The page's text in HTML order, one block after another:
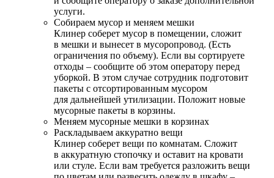
услуги.
Собираем мусор и меняем мешки
Клинер соберет мусор в помещении, сложит
в мешки и вынесет в мусоропровод. (Есть
ограничения по объему). Если вы сортируете
отходы – сообщите об этом оператору перед
уборкой. В этом случае сотрудник подготовит
пакеты с отсортированным мусором
для дальнейшей утилизации. Положит новые
мусорные пакеты в корзины.
Меняем мусорные мешки в корзинах
Раскладываем аккуратно вещи
Клинер соберет вещи по комнатам. Сложит
в аккуратную стопочку и оставит на кровати
или стуле. Если вам требуется разложить вещи